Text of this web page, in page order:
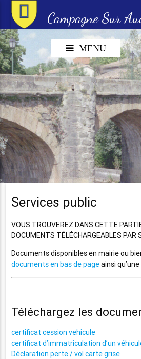
Campagne Sur
MENU
Services public
VOUS TROUVEREZ DANS CETTE
DOCUMENTS TÉLÉCHARGEABLES PAR
Documents disponibles en mairie ou
documents en bas de pageainsi
Téléchargez les
certificat cession vehicule
certificat d’immatriculation d’un
Déclaration perte / vol carte grise